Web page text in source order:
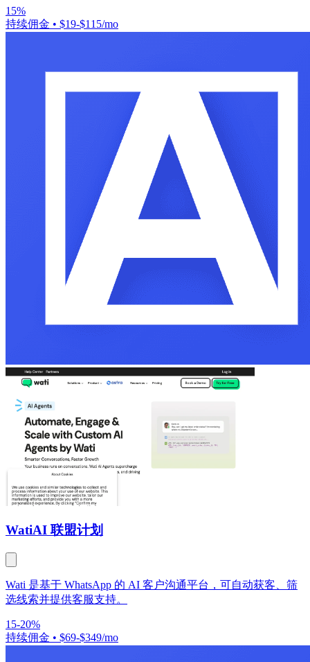
15%
持续佣金 • $19-$115/mo
WatiAI 联盟计划
Wati 是基于 WhatsApp 的 AI 客户沟通平台，可自动获客、筛
选线索并提供客服支持。
15-20%
持续佣金 • $69-$349/mo